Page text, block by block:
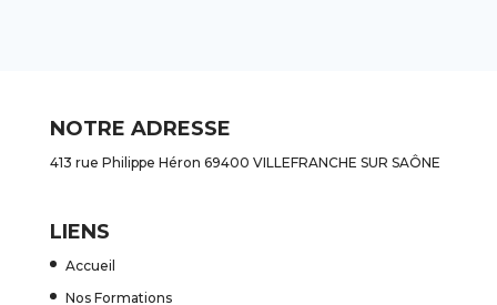
NOTRE ADRESSE
413 rue Philippe Héron 69400 VILLEFRANCHE SUR SAÔNE
LIENS
Accueil
Nos Formations